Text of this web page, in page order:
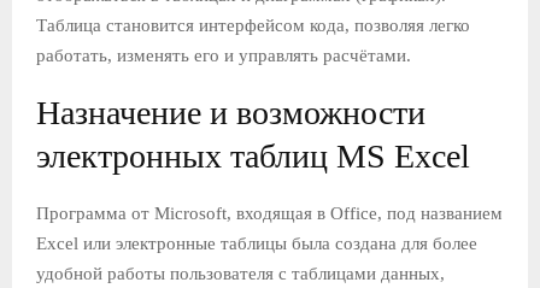
Таблица становится интерфейсом кода, позволяя легко
работать, изменять его и управлять расчётами.
Назначение и возможности
электронных таблиц MS Excel
Программа от Microsoft, входящая в Office, под названием
Excel или электронные таблицы была создана для более
удобной работы пользователя с таблицами данных,